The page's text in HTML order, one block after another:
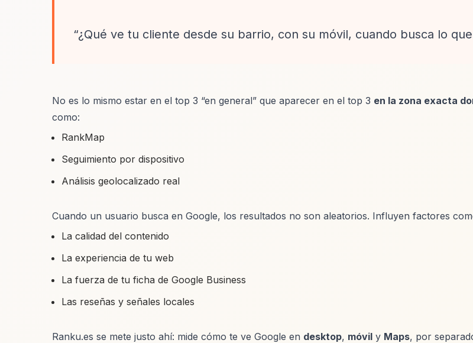
“¿Qué ve tu cliente desde su barrio, con su móvil, cuando busca lo
No es lo mismo estar en el top 3 “en general” que aparecer en el top 3 en la zona exacta
como:
RankMap
Seguimiento por dispositivo
Análisis geolocalizado real
Cuando un usuario busca en Google, los resultados no son aleatorios. Influyen factores
La calidad del contenido
La experiencia de tu web
La fuerza de tu ficha de Google Business
Las reseñas y señales locales
Ranku.es se mete justo ahí: mide cómo te ve Google en desktop, móvil y Maps, por